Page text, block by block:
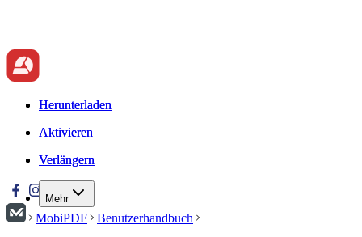
Herunterladen
Aktivieren
Verlängern
Mehr
Herunterladen
Aktivieren
Verlängern
MobiPDF
Benutzerhandbuch